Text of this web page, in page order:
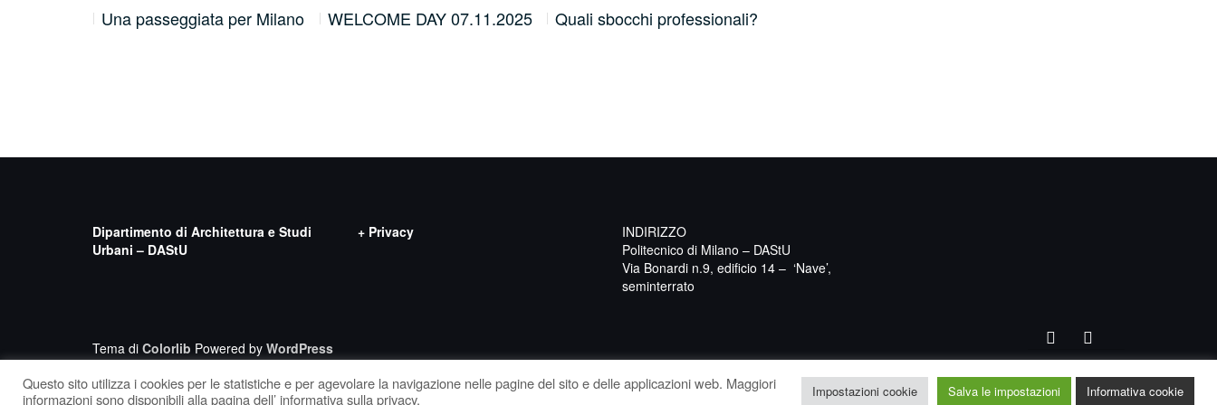
Una passeggiata per Milano WELCOME DAY 07.11.2025 Quali sbocchi professionali?
Dipartimento di Architettura e Studi
Urbani – DAStU
+ Privacy
INDIRIZZO
Politecnico di Milano – DAStU
Via Bonardi n.9, edificio 14 – ‘Nave’,
seminterrato
Tema di Colorlib Powered by WordPress Facebook
Twitter
Questo sito utilizza i cookies per le statistiche e per agevolare la navigazione nelle pagine del sito e delle applicazioni web. Maggiori
informazioni sono disponibili alla pagina dell’ informativa sulla privacy.
Impostazioni cookie Salva le impostazioni Informativa cookie